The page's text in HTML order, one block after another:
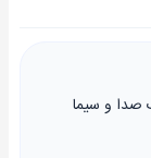
صدا و سیما